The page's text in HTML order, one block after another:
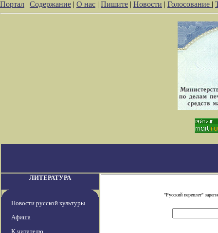
Портал | Содержание | О нас | Пишите | Новости | Голосование |
ЛИТЕРАТУРА
Новости русской культуры
Афиша
К читателю
"Русский переплет"